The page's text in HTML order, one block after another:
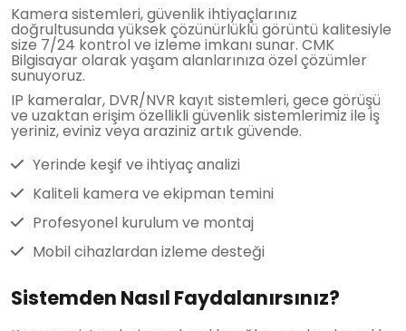
Kamera sistemleri, güvenlik ihtiyaçlarınız
doğrultusunda yüksek çözünürlüklü görüntü kalitesiyle
size 7/24 kontrol ve izleme imkanı sunar. CMK
Bilgisayar olarak yaşam alanlarınıza özel çözümler
sunuyoruz.
IP kameralar, DVR/NVR kayıt sistemleri, gece görüşü
ve uzaktan erişim özellikli güvenlik sistemlerimiz ile iş
yeriniz, eviniz veya araziniz artık güvende.
Yerinde keşif ve ihtiyaç analizi
Kaliteli kamera ve ekipman temini
Profesyonel kurulum ve montaj
Mobil cihazlardan izleme desteği
Sistemden Nasıl Faydalanırsınız?